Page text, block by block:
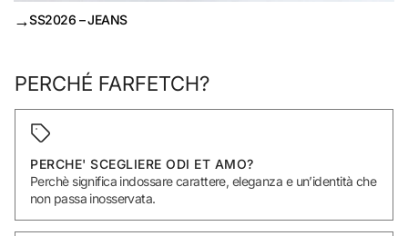
→SS2026 – JEANS
PERCHÉ FARFETCH?
PERCHE' SCEGLIERE ODI ET AMO?
Perchè significa indossare carattere, eleganza e un’identità che
non passa inosservata.